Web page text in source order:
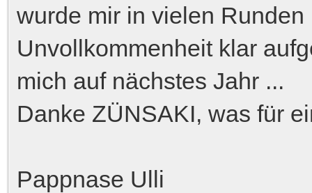
wurde mir in vielen
Unvollkommenheit klar
mich auf nächstes Jahr ...
Danke ZÜNSAKI, was für
Pappnase Ulli